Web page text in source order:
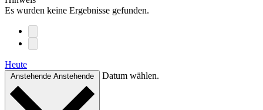
Es wurden keine Ergebnisse gefunden.
Heute
Anstehende Anstehende Datum wählen.